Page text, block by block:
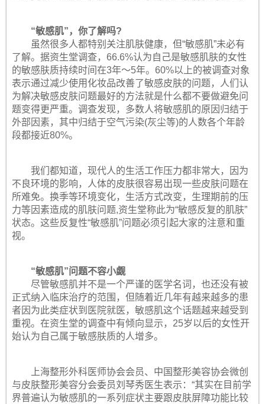
“敏感肌”，你了解吗?
虽然很多人都特别关注肌肤健康，但“敏感肌”未必有
了解。据资生堂调查，66.6%认为自己是敏感肌肤的女性
的敏感肤质持续时间在3年～5年。60%以上的被调查对象
表示通过减少使用化妆品改善了敏感皮肤的问题，人们认
为解决敏感皮肤问题最好的方法就是什么都不要做避免问
题变得更严重。调查发现，多数人将敏感肌的原因归结于
外部因素，其中归结于空气污染(灰尘等)的人数各个年龄
段都接近80%。
我们都知道，现代人的生活工作压力都非常大，因为
不良环境的影响，人体的皮肤很容易出现一些皮肤问题在
所难免。换季等环境变化，生活方式改变，生理期前的压
力等因素造成的肌肤问题,资生堂称此为“敏感反复的肌肤”
状态。这些反复性“敏感肌”问题必须引起大家的注意和重
视。
“敏感肌”问题不容小觑
尽管敏感肌并不是一个严谨的医学名词，也还没有被
正式纳入临床治疗的范围，但随着近几年有越来越多的患
者因为此类症状到医院就医，敏感肌这个话题越来越受到
重视。在资生堂的调查中有倾向显示，25岁以后的女性开
始认为自己属于敏感肤质的人增多。
上海整形外科医师协会会员、中国整形美容协会微创
与皮肤整形美容分会委员刘琴秀医生表示：“其实在目前学
界普遍认为敏感肌的一系列症状主要跟皮肤屏障功能比较